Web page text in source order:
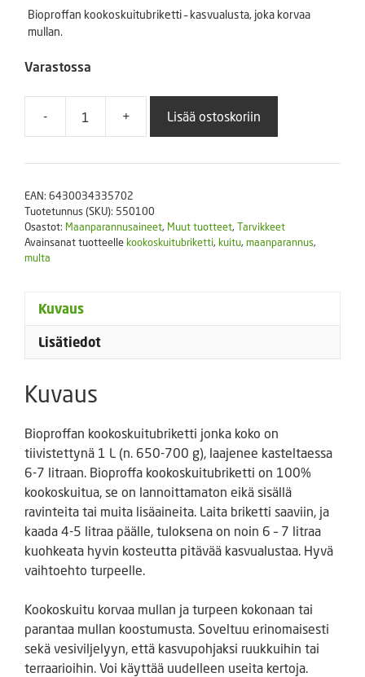
Bioproffan kookoskuitubriketti – kasvualusta, joka korvaa
mullan.
Varastossa
-
Kookoskuitubriketti,
(kuivattuna
1
L)
määrä
+ Lisää ostoskoriin
EAN: 6430034335702
Tuotetunnus (SKU): 550100
Osastot: Maanparannusaineet, Muut tuotteet, Tarvikkeet
Avainsanat tuotteellekookoskuitubriketti, kuitu, maanparannus,
multa
Kuvaus
Lisätiedot
Kuvaus
Bioproffan kookoskuitubriketti jonka koko on
tiivistettynä 1 L (n. 650-700 g), laajenee kasteltaessa
6-7 litraan. Bioproffa kookoskuitubriketti on 100%
kookoskuitua, se on lannoittamaton eikä sisällä
ravinteita tai muita lisäaineita. Laita briketti saaviin, ja
kaada 4-5 litraa päälle, tuloksena on noin 6 – 7 litraa
kuohkeata hyvin kosteutta pitävää kasvualustaa. Hyvä
vaihtoehto turpeelle.
Kookoskuitu korvaa mullan ja turpeen kokonaan tai
parantaa mullan koostumusta. Soveltuu erinomaisesti
sekä vesiviljelyyn, että kasvupohjaksi ruukkuihin tai
terraarioihin. Voi käyttää uudelleen useita kertoja.